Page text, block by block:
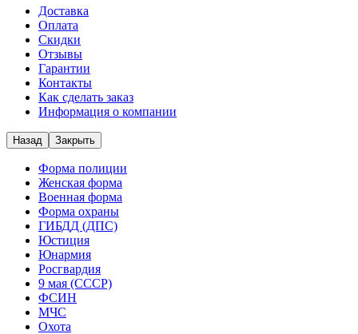
Доставка
Оплата
Скидки
Отзывы
Гарантии
Контакты
Как сделать заказ
Информация о компании
Назад Закрыть
Форма полиции
Женская форма
Военная форма
Форма охраны
ГИБДД (ДПС)
Юстиция
Юнармия
Росгвардия
9 мая (СССР)
ФСИН
МЧС
Охота